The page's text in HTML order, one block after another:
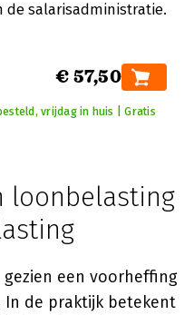
de salarisadministratie.
€ 57,50
vrijdag in huis | Gratis
loonbelasting
een voorheffing
In de praktijk betekent